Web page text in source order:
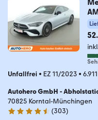
Unfallfrei • EZ 11/2023 •
Autohero GmbH -
70825 Korntal-Münchingen
4.4 Sterne
(303)